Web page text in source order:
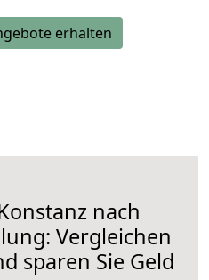
erhalten
nach
Vergleichen
sparen Sie Geld